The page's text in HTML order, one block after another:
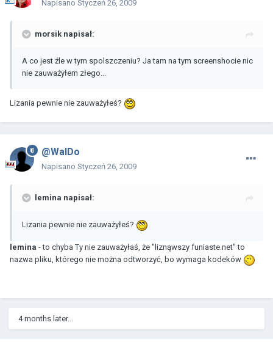
Napisano Styczeń 26, 2009
morsik napisał:
A co jest źle w tym spolszczeniu? Ja tam na tym screenshocie nic
nie zauważyłem złego...
Lizania pewnie nie zauważyłeś?
@WalDo
Napisano Styczeń 26, 2009
lemina napisał:
Lizania pewnie nie zauważyłeś?
lemina - to chyba Ty nie zauważyłaś, że "liznąwszy funiaste.net" to
nazwa pliku, którego nie można odtworzyć, bo wymaga kodeków
4 months later...